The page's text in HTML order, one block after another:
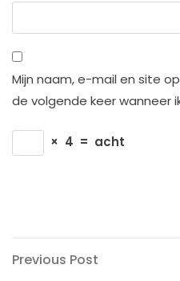
Mijn naam, e-mail en site
de volgende keer wanneer
× 4 = acht
Bericht
Previous
Previous Post